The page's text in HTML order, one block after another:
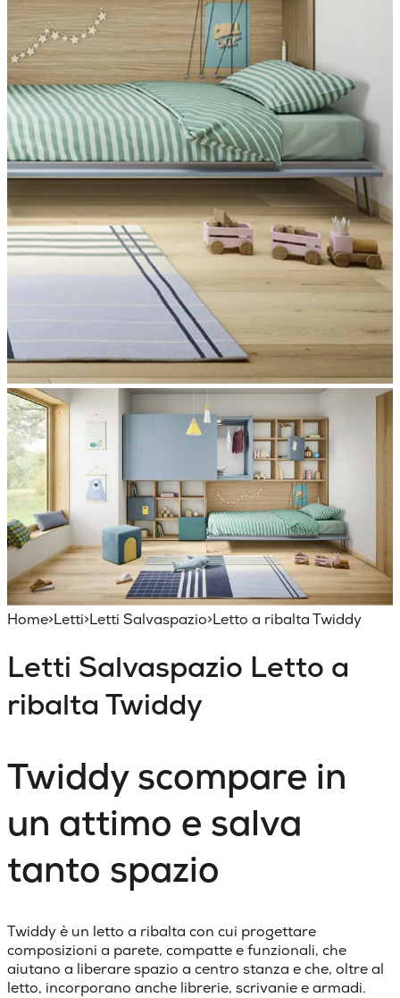
Home>Letti>Letti Salvaspazio>Letto a ribalta Twiddy
Letti Salvaspazio Letto a
ribalta Twiddy
Twiddy scompare in
un attimo e salva
tanto spazio
Twiddy è un letto a ribalta con cui progettare
composizioni a parete, compatte e funzionali, che
aiutano a liberare spazio a centro stanza e che, oltre al
letto, incorporano anche librerie, scrivanie e armadi.